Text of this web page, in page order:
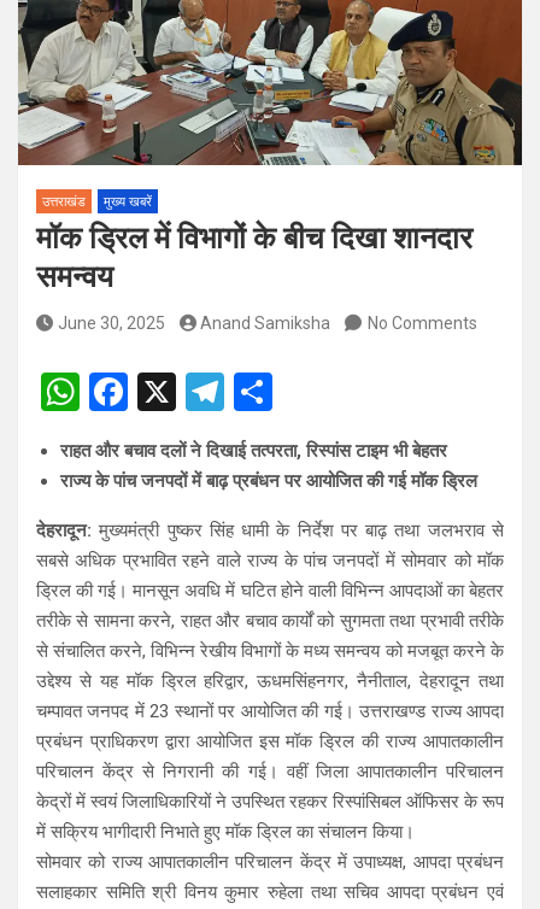
पदों पर होगा चयन
विश्व संस्कृत दिवस से पूर्व, उत्तराखण्ड ने वैश्विक स्तर पर संस्कृत के प्रसार
को दिया नया आयाम
उत्तराखंड मुख्य खबरें
मॉक ड्रिल में विभागों के बीच दिखा शानदार
समन्वय
June 30, 2025 Anand Samiksha No Comments
W
at
A
p
p
F
ce
o
o
k
X
T
el
e
gr
a
m
ar
e
राहत और बचाव दलों ने दिखाई तत्परता, रिस्पांस टाइम भी बेहतर
राज्य के पांच जनपदों में बाढ़ प्रबंधन पर आयोजित की गई मॉक ड्रिल
देहरादून:मुख्यमंत्री पुष्कर सिंह धामी के निर्देश पर बाढ़ तथा जलभराव से
सबसे अधिक प्रभावित रहने वाले राज्य के पांच जनपदों में सोमवार को मॉक
ड्रिल की गई। मानसून अवधि में घटित होने वाली विभिन्न आपदाओं का बेहतर
तरीके से सामना करने, राहत और बचाव कार्यों को सुगमता तथा प्रभावी तरीके
से संचालित करने, विभिन्न रेखीय विभागों के मध्य समन्वय को मजबूत करने के
उद्देश्य से यह मॉक ड्रिल हरिद्वार, ऊधमसिंहनगर, नैनीताल, देहरादून तथा
चम्पावत जनपद में 23 स्थानों पर आयोजित की गई। उत्तराखण्ड राज्य आपदा
प्रबंधन प्राधिकरण द्वारा आयोजित इस मॉक ड्रिल की राज्य आपातकालीन
परिचालन केंद्र से निगरानी की गई। वहीं जिला आपातकालीन परिचालन
केद्रों में स्वयं जिलाधिकारियों ने उपस्थित रहकर रिस्पांसिबल ऑफिसर के रूप
में सक्रिय भागीदारी निभाते हुए मॉक ड्रिल का संचालन किया।
सोमवार को राज्य आपातकालीन परिचालन केंद्र में उपाध्यक्ष, आपदा प्रबंधन
सलाहकार समिति श्री विनय कुमार रुहेला तथा सचिव आपदा प्रबंधन एवं